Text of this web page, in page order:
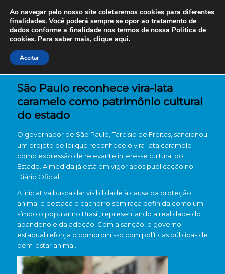
São Paulo reconhece vira-lata
caramelo como patrimônio cultural
do estado
O governador de São Paulo, Tarcísio de Freitas, sancionou
um projeto de lei que reconhece o vira-lata caramelo
como expressão de relevante interesse cultural do
Estado. A medida já está em vigor após publicação no
Diário Oficial.
A iniciativa busca dar visibilidade à causa da proteção
animal e destaca o cachorro sem raça definida como um
símbolo popular no Brasil, representando a realidade do
abandono e da adoção. Com a sanção, o governo
estadual reforça o compromisso com políticas públicas de
bem-estar animal.
Ao navegar pelo nosso site coletaremos cookies para diferentes
finalidades. Você poderá sempre se opor ao tratamento de
dados conforme a finalidade nos termos de nossa Política de
cookies. Para saber mais, clique aqui.
Aceitar